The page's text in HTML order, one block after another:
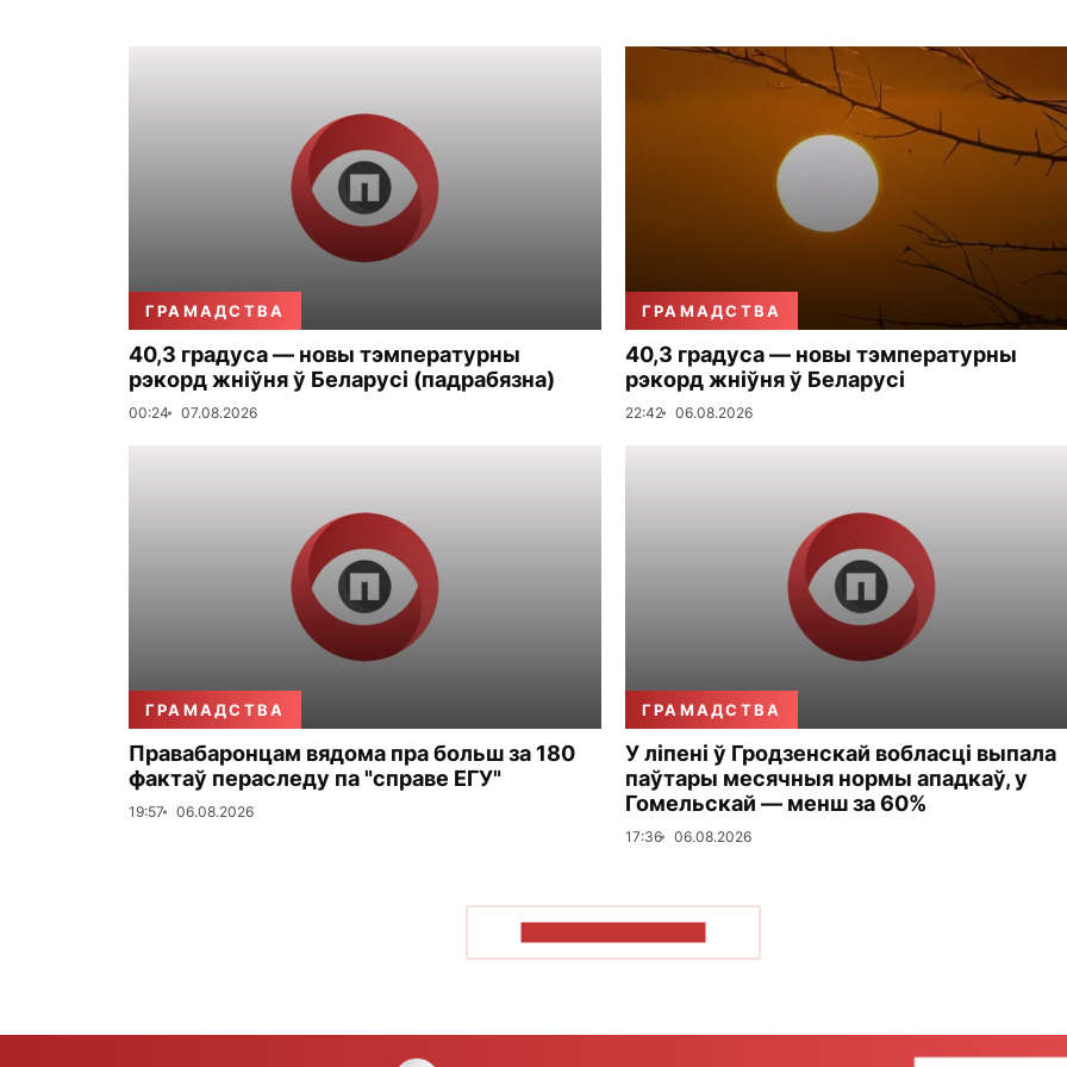
ГРАМАДСТВА
40,3 градуса — новы тэмпературны
рэкорд жніўня ў Беларусі (падрабязна)
00:24 07.08.2026
ГРАМАДСТВА
40,3 градуса — новы тэмпературны
рэкорд жніўня ў Беларусі
22:42 06.08.2026
ГРАМАДСТВА
Правабаронцам вядома пра больш за 180
фактаў пераследу па "справе ЕГУ"
19:57 06.08.2026
ГРАМАДСТВА
У ліпені ў Гродзенскай вобласці выпала
паўтары месячныя нормы ападкаў, у
Гомельскай — менш за 60%
17:36 06.08.2026